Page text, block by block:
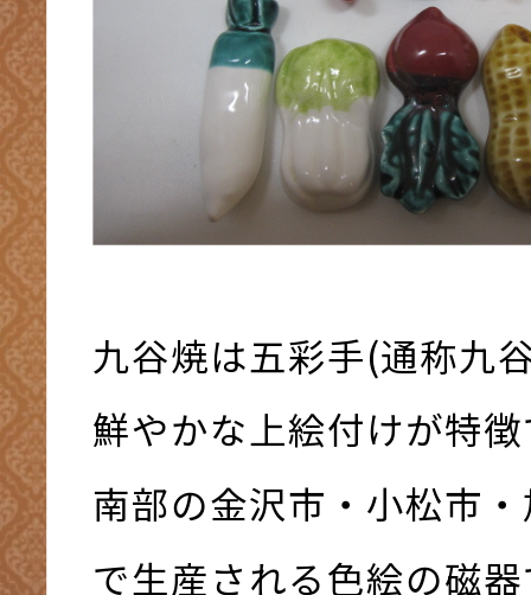
九谷焼は五彩手(通称九
鮮やかな上絵付けが特
南部の金沢市・小松市
で生産される色絵の磁